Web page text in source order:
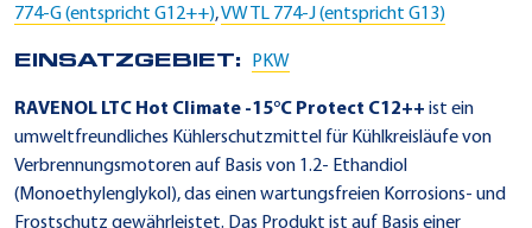
774-G (entspricht G12++),VW TL 774-J (entspricht G13)
EINSATZGEBIET: PKW
RAVENOL LTC Hot Climate -15°C Protect C12++ ist ein
umweltfreundliches Kühlerschutzmittel für Kühlkreisläufe von
Verbrennungsmotoren auf Basis von 1.2- Ethandiol
(Monoethylenglykol), das einen wartungsfreien Korrosions- und
Frostschutz gewährleistet. Das Produkt ist auf Basis einer